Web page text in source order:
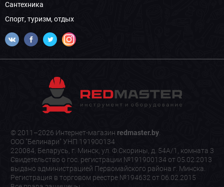
Сантехника
Спорт, туризм, отдых
© 2011–2026 Интернет-магазин redmaster.by.
ООО "Белинари" УНП 191900134
220084, Беларусь, г. Минск, ул. Ф.Скорины, д. 54А/1, комната 3
Свидетельство о гос. регистрации №191900134 от 05.02.2013
выдано администрацией Первомайского района г. Минска.
Регистрация в торговом реестре №194632 от 06.02.2015